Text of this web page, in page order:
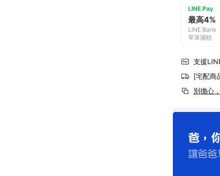
LINE Pay
最高4%
LINE Bank
單筆滿額
支援
[宅配商
別擔心